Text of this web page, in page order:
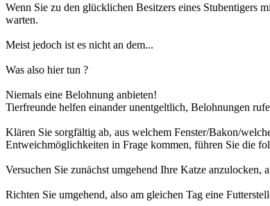
Wenn Sie zu den glücklichen Besitzers eines Stubentigers
warten.
Meist jedoch ist es nicht an dem...
Was also hier tun ?
Niemals eine Belohnung anbieten!
Tierfreunde helfen einander unentgeltlich, Belohnungen
Klären Sie sorgfältig ab, aus welchem Fenster/Bakon/
Entweichmöglichkeiten in Frage kommen, führen Sie die
Versuchen Sie zunächst umgehend Ihre Katze
Richten Sie umgehend, also am gleichen Tag eine